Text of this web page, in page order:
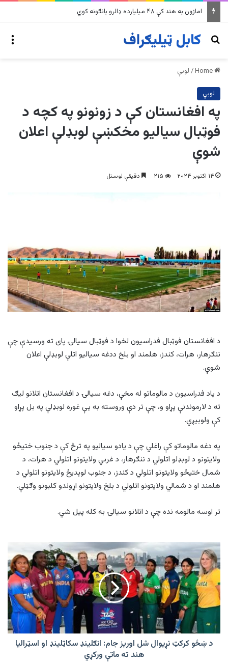
امازون په هند کې ۴۸ میلیارده ډالرو پانګونه کوي
Search for
/ لوبې
لوبې
په افغانستان کې د زونونو په کچه د
فوټبال سیالیو مخکښې لوبډلې اعلان
شوې
۱۴ اکتوبر ۲۰۲۴ ۲۱۵ دقیقې لوستل
د افغانستان فوټبال فدراسیون لخوا د فوټبال سیالۍ پای ته ورسیدې چې
ننګرهار، هرات، کندز، هلمند او بلخ ددغه سیالیو اتلې لوبډلې اعلان
شوې.
د یاد فدراسیون د مالوماتو له مخې، دغه سیالۍ د افغانستان اتلانو لیګ
ته د لارموندنې پړاو و، چې تر دې وروسته به یې غوره لوبډلې په بل پړاو
کې ولوبیږي.
په دغه مالوماتو کې راغلي چې د یادو سیالیو په ترڅ کې د جنوب ختیځو
ولایتونو د لوبډلو اتلولي د ننګرهار، د غربي ولایتونو اتلولي د هرات، د
شمال ختیځو ولایتونو اتلولي د کندز، د جنوب لوېدیځ ولایتونو اتلولي د
هلمند او د شمالي ولایتونو اتلولي د بلخ ولایتونو اړوندو کلبونو وګټلې.
تر اوسه مالومه نده چې د اتلانو سیالۍ به کله پیل شي.
د
ښځو
کرکټ
نړیوال
شل
اوریز
جام:
انګلینډ
سکاټلینډ
د ښځو کرکټ نړیوال شل اوریز جام: انګلینډ سکاټلینډ او اسټرالیا
هند ته ماتې ورکړي